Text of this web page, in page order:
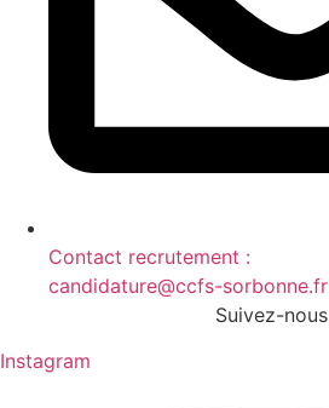
Contact recrutement :
candidature@ccfs-sorbonne.fr
Suivez-nous
Instagram